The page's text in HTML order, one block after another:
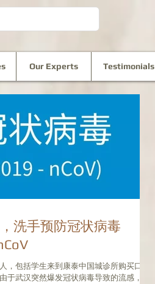
Our Experts Testimonials
洗手预防冠状病毒
，包括学生来到康泰中国城诊所购买口
于武汉突然爆发冠状病毒导致的流感，搞